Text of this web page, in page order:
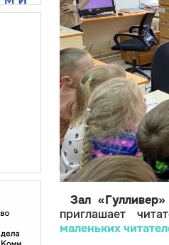
Зал «Гулливер»
приглашает
маленьких